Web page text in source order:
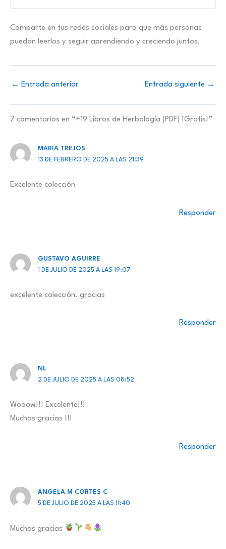
Comparte en tus redes sociales para que más personas
puedan leerlos y seguir aprendiendo y creciendo juntos.
← Entrada anterior Entrada siguiente →
7 comentarios en “+19 Libros de Herbología (PDF) ¡Gratis!”
MARIA TREJOS
13 DE FEBRERO DE 2025 A LAS 21:39
Excelente colección
Responder
GUSTAVO AGUIRRE
1 DE JULIO DE 2025 A LAS 19:07
excelente colección. gracias
Responder
NL
2 DE JULIO DE 2025 A LAS 08:52
Wooow!!! Excelente!!!
Muchas gracias !!!
Responder
ANGELA M CORTES C
5 DE JULIO DE 2025 A LAS 11:40
Muchas gracias